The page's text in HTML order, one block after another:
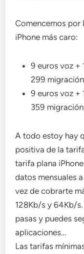
Comencemos por
iPhone más caro:
9 euros voz +
299
9 euros voz +
359
A todo estoy hay
positiva de la
tarifa plana
datos mensuales
vez de cobrarte
128Kb/s y 64Kb/
pasas y puedes
aplicaciones…
Las tarifas